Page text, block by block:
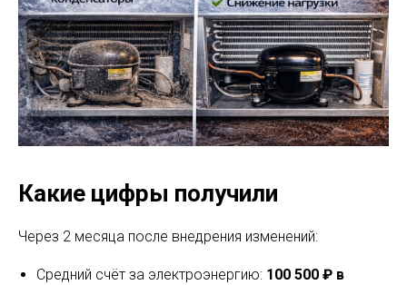
Какие цифры получили
Через 2 месяца после внедрения изменений:
Средний счёт за электроэнергию: 100 500 ₽ в